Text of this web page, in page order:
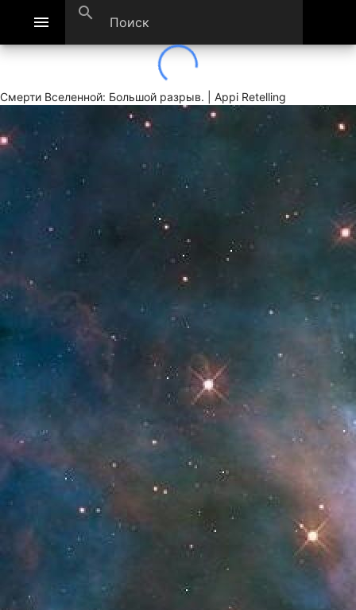
menu search
Смерти Вселенной: Большой разрыв. | Appi Retelling